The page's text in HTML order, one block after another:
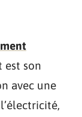
est son
avec une